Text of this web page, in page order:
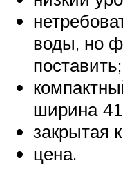
воды, но
поставить;
ширина
закрытая
цена.